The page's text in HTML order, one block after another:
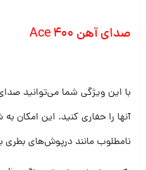
صدای آهن Ace 400
با این ویژگی شما می‌توانید صدای
آنها را حفاری کنید. این امکان
نامطلوب مانند درپوش‌های بطری